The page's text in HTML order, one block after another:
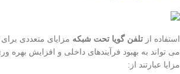
استفاده از تلفن گویا تحت شبکه مزایای متعددی
می تواند به بهبود فرآیندهای داخلی و افزایش بهره
مزایا عبارتند از: